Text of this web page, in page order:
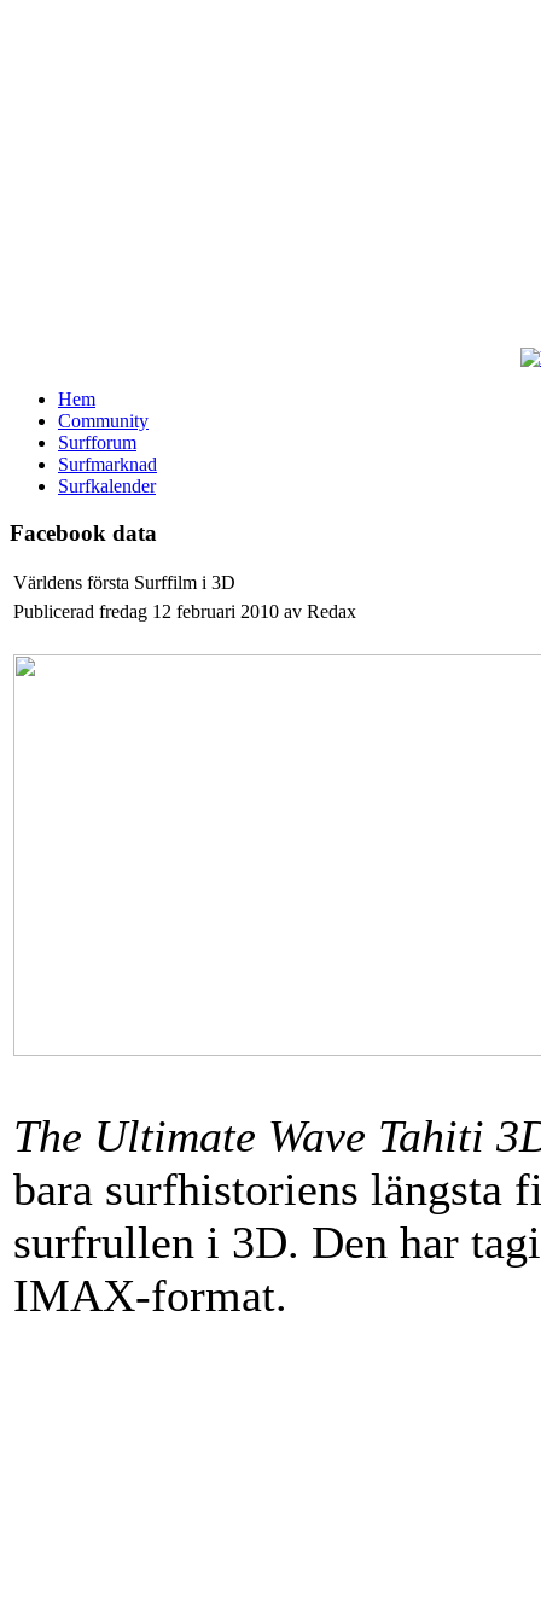
Hem
Community
Surfforum
Surfmarknad
Surfkalender
Facebook data
Världens första Surffilm i 3D
Publicerad fredag 12 februari 2010 av Redax
The Ultimate Wave Tahiti
bara surfhistoriens längsta
surfrullen i 3D. Den har
IMAX-format.